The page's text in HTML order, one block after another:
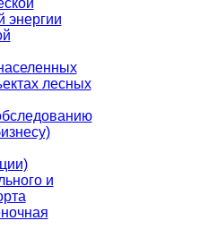
энергии
лесных
и